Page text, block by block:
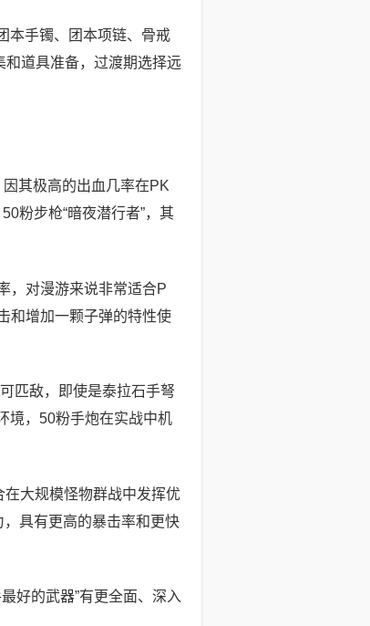
本手镯、团本项链、骨戒
和道具准备，过渡期选择远
其极高的出血几率在PK
粉步枪“暗夜潜行者”，其
，对漫游来说非常适合P
和增加一颗子弹的特性使
匹敌，即使是泰拉石手弩
境，50粉手炮在实战中机
大规模怪物群战中发挥优
具有更高的暴击率和更快
好的武器”有更全面、深入